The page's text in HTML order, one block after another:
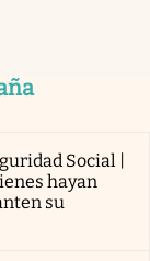
Social |
hayan
su